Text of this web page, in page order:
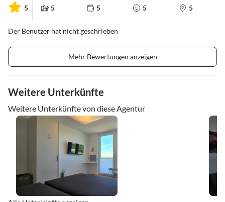
5 5 5 5 5
Der Benutzer hat nicht geschrieben
Mehr Bewertungen anzeigen
Weitere Unterkünfte
Weitere Unterkünfte von diese Agentur